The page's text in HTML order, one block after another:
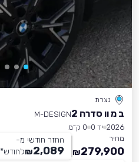
נצרת
ב מ וו סדרה 2
M-DESIGN
2026 יד 0
0 ק״מ
מחיר
279,900
₪
החזר חודשי מ-
2,089
₪לחודש*